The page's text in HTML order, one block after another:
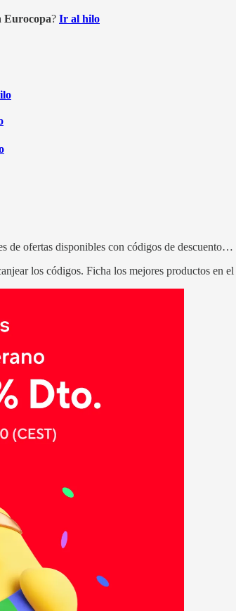
Eurocopa? Ir al hilo
de ofertas disponibles con códigos de descuento…
los códigos. Ficha los mejores productos en el